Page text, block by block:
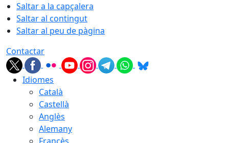
Saltar a la capçalera
Saltar al contingut
Saltar al peu de pàgina
Contactar
Idiomes
Català
Castellà
Anglès
Alemany